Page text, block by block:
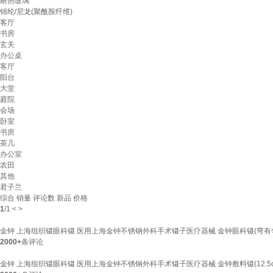
锦纶/尼龙(聚酰胺纤维)
客厅
书房
玄关
办公桌
客厅
阳台
大堂
庭院
会场
卧室
书房
茶几
办公室
农田
其他
君子兰
综合 销量 评论数 新品 价格
1/1 < >
金钟 上海组织镊眼科镊 医用上海金钟不锈钢外科手术镊子医疗器械 金钟眼科镊(弯有
2000+条评论
金钟 上海组织镊眼科镊 医用上海金钟不锈钢外科手术镊子医疗器械 金钟敷料镊